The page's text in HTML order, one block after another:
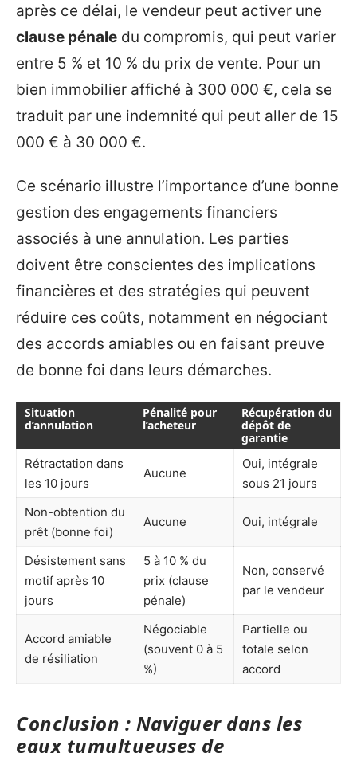
après ce délai, le vendeur peut activer une
clause pénale du compromis, qui peut varier
entre 5 % et 10 % du prix de vente. Pour un
bien immobilier affiché à 300 000 €, cela se
traduit par une indemnité qui peut aller de 15
000 € à 30 000 €.
Ce scénario illustre l’importance d’une bonne
gestion des engagements financiers
associés à une annulation. Les parties
doivent être conscientes des implications
financières et des stratégies qui peuvent
réduire ces coûts, notamment en négociant
des accords amiables ou en faisant preuve
de bonne foi dans leurs démarches.
Situation
d’annulation
Pénalité pour
l’acheteur
Récupération du
dépôt de
garantie
Rétractation dans
les 10 jours
Aucune
Oui, intégrale
sous 21 jours
Non-obtention du
prêt (bonne foi)
Aucune Oui, intégrale
Désistement sans
motif après 10
jours
5 à 10 % du
prix (clause
pénale)
Non, conservé
par le vendeur
Accord amiable
de résiliation
Négociable
(souvent 0 à 5
%)
Partielle ou
totale selon
accord
Conclusion : Naviguer dans les
eaux tumultueuses de